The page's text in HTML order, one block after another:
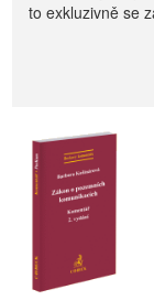
to exkluzivně se